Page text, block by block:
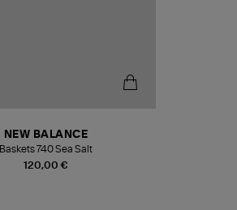
120,00 €
NEW BALANCE
Baskets 740 Sea Salt